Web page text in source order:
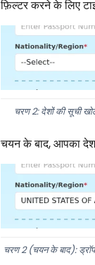
फ़िल्टर करने के लिए
चरण 2: देशों की सूची
चयन के बाद, आपका देश
चरण 2 (चयन के बाद):